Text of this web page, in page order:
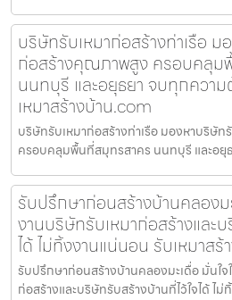
บริษัทรับเหมาก่อสร้างท่าเรือ ม
ก่อสร้างคุณภาพสูง ครอบคลุม
นนทบุรี และอยุธยา จบทุกความ
เหมาสร้างบ้าน.com
บริษัทรับเหมาก่อสร้างท่าเรือ มองหาบริษั
ครอบคลุมพื้นที่สมุทรสาคร นนทบุรี และอ
รับปรึกษาก่อนสร้างบ้านคลอง
งานบริษัทรับเหมาก่อสร้างและ
ได้ ไม่ทิ้งงานแน่นอน รับเหมาส
รับปรึกษาก่อนสร้างบ้านคลองมะเดื่อ มั่นใ
ก่อสร้างและบริษัทรับสร้างบ้านที่ไว้ใจได้ ไ